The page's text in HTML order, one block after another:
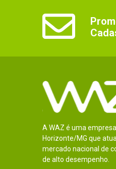
A WAZ é uma
Horizonte/MG que
mercado nacional de
de alto desempenho.